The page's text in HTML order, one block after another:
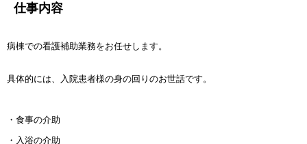
仕事内容
病棟での看護補助業務をお任せします。
具体的には、入院患者様の身の回りのお世話です。
・食事の介助
・入浴の介助